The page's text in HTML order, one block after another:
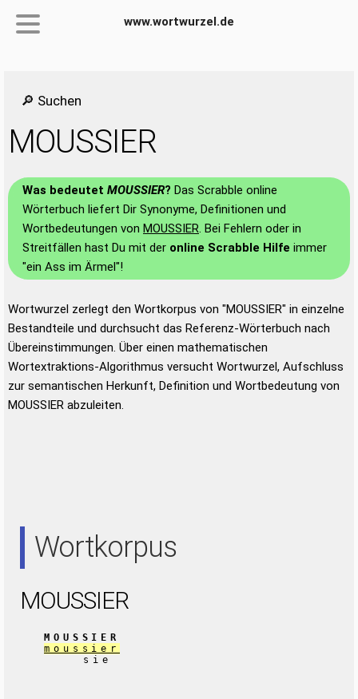
www.wortwurzel.de
🔎 Suchen
MOUSSIER
Was bedeutet MOUSSIER? Das Scrabble online
Wörterbuch liefert Dir Synonyme, Definitionen und
Wortbedeutungen von MOUSSIER. Bei Fehlern oder in
Streitfällen hast Du mit der online Scrabble Hilfe immer
"ein Ass im Ärmel"!
Wortwurzel zerlegt den Wortkorpus von "MOUSSIER" in einzelne
Bestandteile und durchsucht das Referenz-Wörterbuch nach
Übereinstimmungen. Über einen mathematischen
Wortextraktions-Algorithmus versucht Wortwurzel, Aufschluss
zur semantischen Herkunft, Definition und Wortbedeutung von
MOUSSIER abzuleiten.
Wortkorpus
MOUSSIER
MOUSSIER
moussier
sie